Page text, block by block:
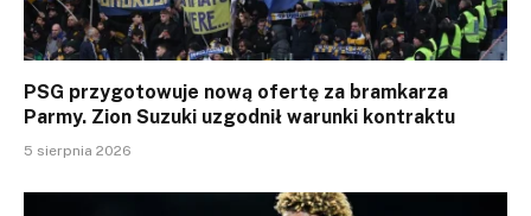
PSG przygotowuje nową ofertę za bramkarza
Parmy. Zion Suzuki uzgodnił warunki kontraktu
5 sierpnia 2026